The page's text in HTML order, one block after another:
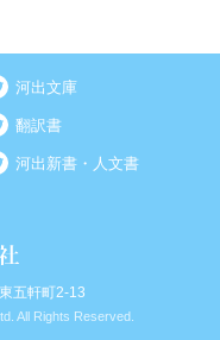
河出文庫
翻訳書
河出新書・人文書
五軒町2-13
All Rights Reserved.